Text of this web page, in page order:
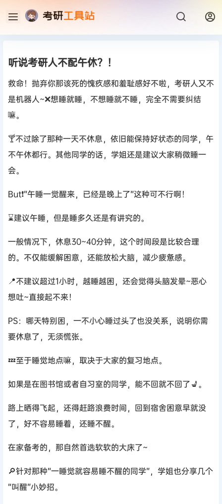
听说考研人不配午休？！
救命！抛弃你那该死的愧疚感和羞耻感好不啦，考研人又不
是机器人~❌想睡就睡，不想睡就不睡，完全不需要纠结
嘛。
🍸不过除了那种一天不休息，依旧能保持好状态的同学，午
不午休都行。其他同学的话，学姐还是建议大家稍微睡一
会。
But❗”午睡一觉醒来，已经是晚上了”这种可不行啊！
⌛建议午睡，但是睡多久还是有讲究的。
一般情况下，休息30~40分钟，这个时间段是比较合理
的。不仅能缓解困意，还能放松大脑，减少疲惫感。
📍不建议超过1小时，越睡越困，还会觉得头脑发晕~恶心
想吐~直接起不来！
PS：哪天特别困，一不小心睡过头了也没关系，说明你需
要休息了，无须慌张。
💤至于睡觉地点嘛，取决于大家的复习地点。
如果是在图书馆或者自习室的同学，能不回就不回了💺。
路上晒得飞起，还得赶路浪费时间，回到宿舍困意早就没
了，好不容易睡着，还睡不醒。
在家备考的，那自然首选软软的大床了~
🔎针对那种“一睡觉就容易睡不醒的同学”，学姐也分享几个
“叫醒”小妙招。